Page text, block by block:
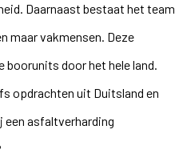
Daarnaast bestaat het team
maar vakmensen. Deze
boorunits door het hele land.
opdrachten uit Duitsland en
een asfaltverharding